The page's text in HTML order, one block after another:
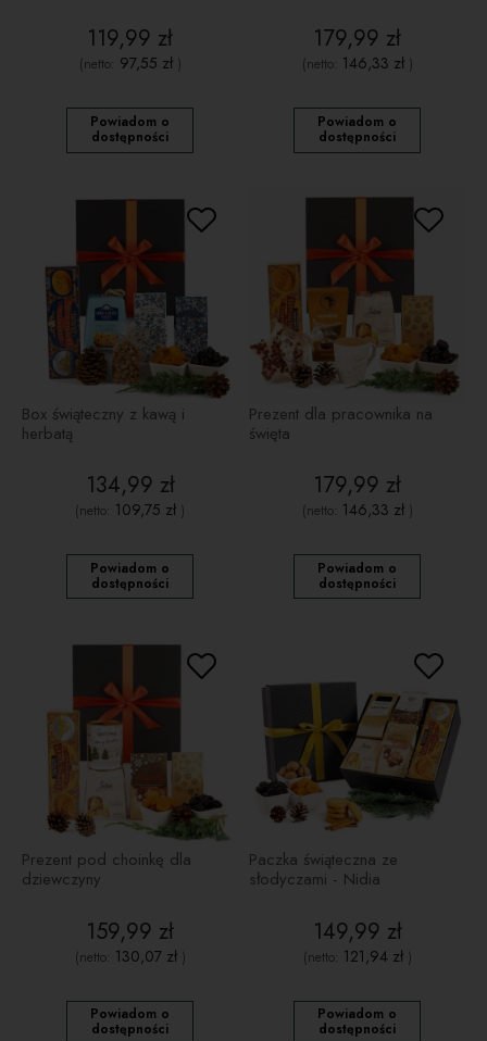
119,99 zł
(netto: 97,55 zł)
Powiadom o
dostępności
179,99 zł
(netto: 146,33 zł)
Powiadom o
dostępności
Box świąteczny z kawą i
herbatą
134,99 zł
(netto: 109,75 zł )
Powiadom o
dostępności
Prezent dla pracownika na
święta
179,99 zł
(netto: 146,33 zł)
Powiadom o
dostępności
Prezent pod choinkę dla
dziewczyny
159,99 zł
(netto: 130,07 zł)
Powiadom o
dostępności
Paczka świąteczna ze
słodyczami - Nidia
149,99 zł
(netto: 121,94 zł)
Powiadom o
dostępności